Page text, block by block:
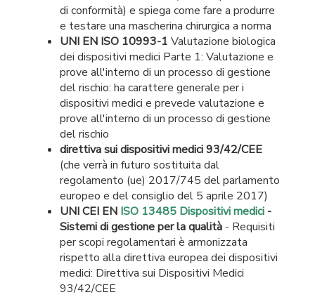
di conformità) e spiega come fare a produrre
e testare una mascherina chirurgica a norma
UNI EN ISO 10993-1 Valutazione biologica
dei dispositivi medici Parte 1: Valutazione e
prove all'interno di un processo di gestione
del rischio: ha carattere generale per i
dispositivi medici e prevede valutazione e
prove all'interno di un processo di gestione
del rischio
direttiva sui dispositivi medici 93/42/CEE
(che verrà in futuro sostituita dal
regolamento (ue) 2017/745 del parlamento
europeo e del consiglio del 5 aprile 2017)
UNI CEI EN ISO 13485 Dispositivi medici -
Sistemi di gestione per la qualità - Requisiti
per scopi regolamentari è armonizzata
rispetto alla direttiva europea dei dispositivi
medici: Direttiva sui Dispositivi Medici
93/42/CEE